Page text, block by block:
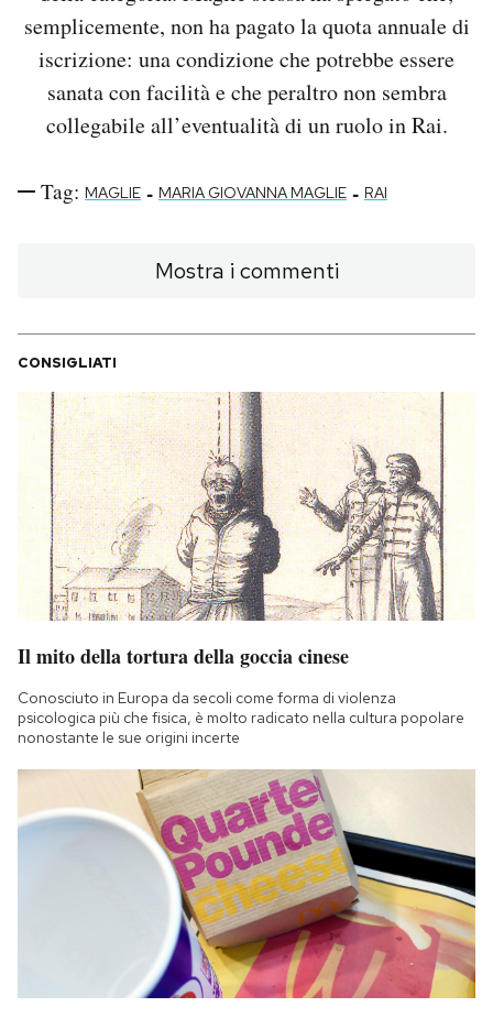
semplicemente, non ha pagato la quota annuale di
iscrizione: una condizione che potrebbe essere
sanata con facilità e che peraltro non sembra
collegabile all’eventualità di un ruolo in Rai.
Tag: MAGLIE - MARIA GIOVANNA MAGLIE - RAI
Mostra i commenti
CONSIGLIATI
Il mito della tortura della goccia cinese
Conosciuto in Europa da secoli come forma di violenza
psicologica più che fisica, è molto radicato nella cultura popolare
nonostante le sue origini incerte